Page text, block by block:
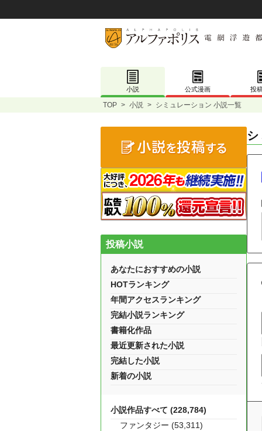
小説 公式漫画 投
TOP > 小説 > シミュレーション 小説一覧
投稿小説
あなたにおすすめの小説
HOTランキング
年間アクセスランキング
完結小説ランキング
書籍化作品
最近更新された小説
完結した小説
新着の小説
小説作品すべて (228,784)
ファンタジー (53,311)